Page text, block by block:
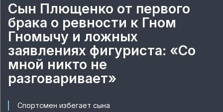
Сын Плющенко от первого
брака о ревности к Гном
Гномычу и ложных
заявлениях фигуриста: «Со
мной никто не
разговаривает»
Спортсмен избегает сына